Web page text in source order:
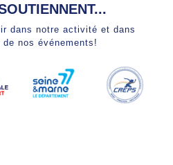
dans notre activité et dans
de nos événements!